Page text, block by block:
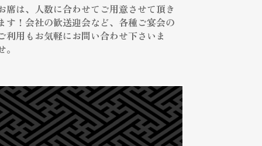
席は、人数に合わせてご用意させて頂き
す！会社の歓送迎会など、各種ご宴会の
利用もお気軽にお問い合わせ下さいま
。